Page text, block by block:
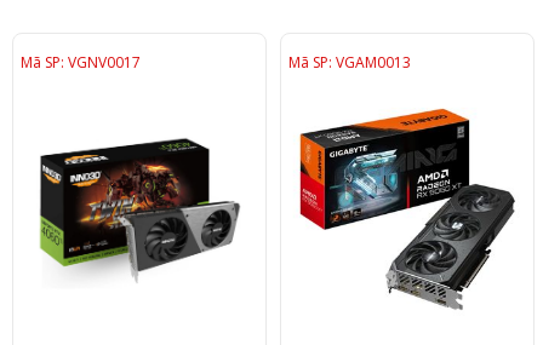
Mã SP: VGNV0017 Mã SP: VGAM0013